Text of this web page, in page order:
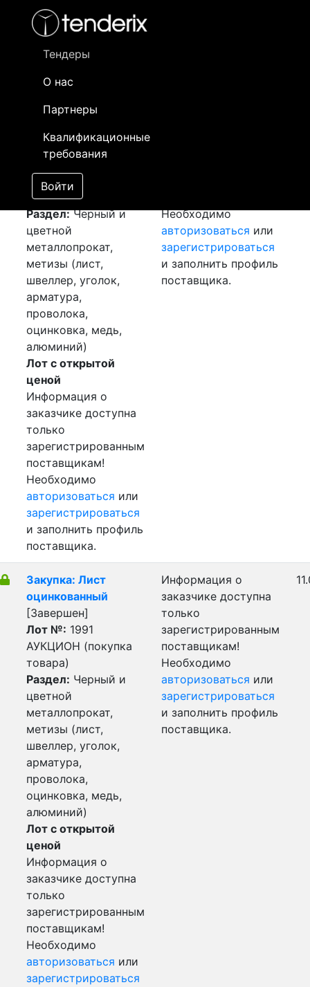
Тендеры
О нас
Партнеры
Квалификационные
требования
Войти
- активный лот
- сохраненный лот (не опубликован)
Закупка: Канат
[Завершен]
Лот №:
АУКЦИОН (покупка
товара)
Раздел:Черный и
цветной
металлопрокат,
метизы (лист,
швеллер, уголок,
арматура,
проволока,
оцинковка, медь,
алюминий)
Лот с открытой
ценой
Информация о
заказчике доступна
только
зарегистрированным
поставщикам!
Необходимо
авторизоваться или
зарегистрироваться
и заполнить профиль
поставщика.
Необходимо
авторизоваться или
зарегистрироваться
и заполнить профиль
поставщика.
Закупка: Лист
оцинкованный
[Завершен]
Лот №: 1991
АУКЦИОН (покупка
товара)
Раздел: Черный и
цветной
металлопрокат,
метизы (лист,
швеллер, уголок,
арматура,
проволока,
оцинковка, медь,
алюминий)
Лот с открытой
ценой
Информация о
заказчике доступна
только
зарегистрированным
поставщикам!
Необходимо
авторизоваться или
зарегистрироваться
Информация о
заказчике доступна
только
зарегистрированным
поставщикам!
Необходимо
авторизоваться или
зарегистрироваться
и заполнить профиль
поставщика.